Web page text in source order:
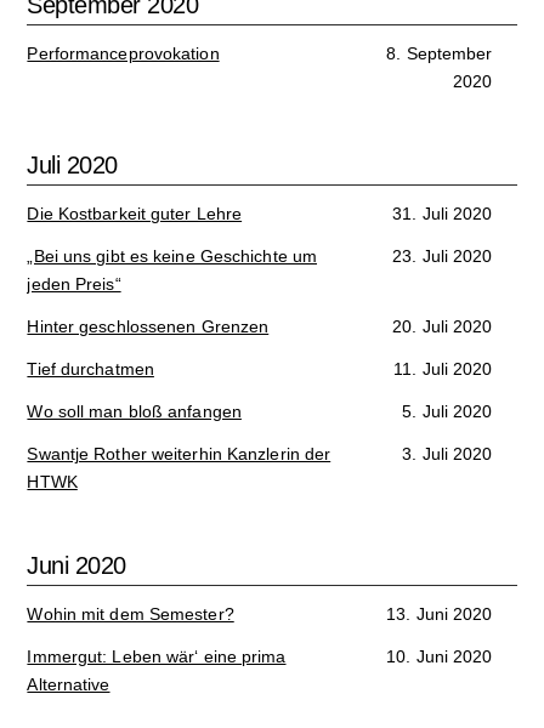
Performanceprovokation
8. September
2020
Juli 2020
Die Kostbarkeit guter Lehre 31. Juli 2020
„Bei uns gibt es keine Geschichte um
jeden Preis“
23. Juli 2020
Hinter geschlossenen Grenzen 20. Juli 2020
Tief durchatmen 11. Juli 2020
Wo soll man bloß anfangen 5. Juli 2020
Swantje Rother weiterhin Kanzlerin der
HTWK
3. Juli 2020
Juni 2020
Wohin mit dem Semester? 13. Juni 2020
Immergut: Leben wär‘ eine prima
Alternative
10. Juni 2020